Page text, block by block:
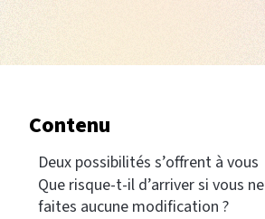
Contenu
Deux possibilités s’offrent à vous
Que risque-t-il d’arriver si vous ne
faites aucune modification ?